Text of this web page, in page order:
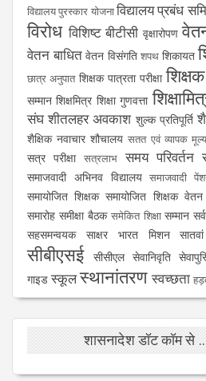
विद्यालय पुरस्कार योजनाविद्यालय प्रबंध
विरोध विशिष्ट बीटीसी वृक्षारोपण
वेतन बाधित वेतन विसंगति शपथ शिकायत
छात्र अनुपात शिक्षक पात्रता परीक्षा
सम्मान शिक्षमित्र शिक्षा गुणवत्ता
संघ शीतलहर अवकाश शुल्क प्रतिपूर्ति
शैक्षिक नवाचार शौचालय सतत एवं व्यापक
सत्र परीक्षा सत्रलाभ समय परिवर्तन
समाजवादी अभिनव विद्यालय समाजवादी
समायोजित शिक्षक समायोजित शिक्षक
समारोह समीक्षा बैठक समेकित शिक्षा सम्मान
सहसमन्वयक
साक्षर भारत मिशन
सीबीएसई सीसीएल सेवानिवृति
गाइड स्कूलस्थानांतरण स्वच्छता
शासनादेश डॉट कॉम से